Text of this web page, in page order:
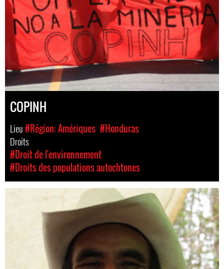
COPINH
Lieu#Région: Amériques #Honduras
Droits
#Droit de l'environnement
#Droits des populations autochtones